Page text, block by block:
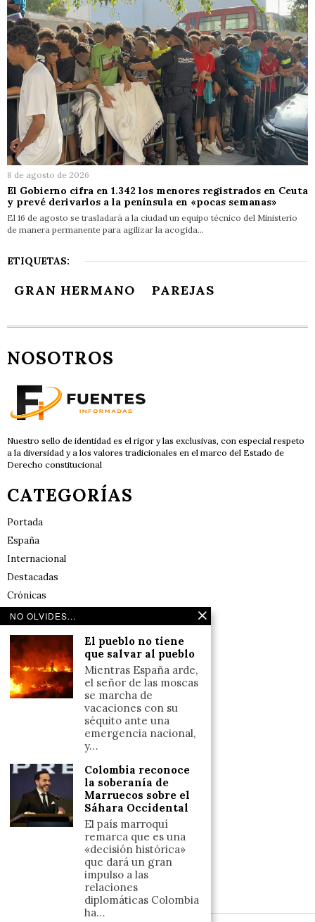
8 de agosto de 2026
El Gobierno cifra en 1.342 los menores registrados en Ceuta
y prevé derivarlos a la península en «pocas semanas»
El 16 de agosto se trasladará a la ciudad un equipo técnico del Ministerio
de manera permanente para agilizar la acogida…
ETIQUETAS:
GRAN HERMANO PAREJAS
NOSOTROS
Nuestro sello de identidad es el rigor y las exclusivas, con especial respeto
a la diversidad y a los valores tradicionales en el marco del Estado de
Derecho constitucional
CATEGORÍAS
Portada
España
Internacional
Destacadas
Crónicas
Noticias de deportes en España
Reflexiones
LINKS
Política de cookies (UE)
Términos y condiciones
Llámanos
+34633110958
+34633110958
NO OLVIDES...
El pueblo no tiene
que salvar al pueblo
Mientras España arde,
el señor de las moscas
se marcha de
vacaciones con su
séquito ante una
emergencia nacional,
y…
Colombia reconoce
la soberanía de
Marruecos sobre el
Sáhara Occidental
El país marroquí
remarca que es una
«decisión histórica»
que dará un gran
impulso a las
relaciones
diplomáticas Colombia
ha…